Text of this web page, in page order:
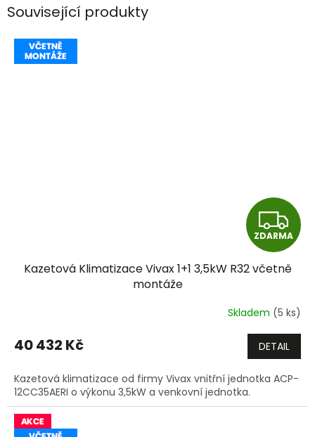
Související produkty
Z
D
A
R
M
A
ZDARMA
Kazetová Klimatizace Vivax 1+1 3,5kW R32 včetně
montáže
Skladem (5 ks)
40 432 Kč DETAIL
Kazetová klimatizace od firmy Vivax vnitřní jednotka ACP-
12CC35AERI o výkonu 3,5kW a venkovní jednotka.